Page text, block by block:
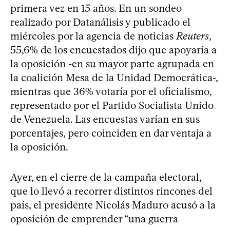
primera vez en 15 años. En un sondeo
realizado por Datanálisis y publicado el
miércoles por la agencia de noticiasReuters,
55,6% de los encuestados dijo que apoyaría a
la oposición -en su mayor parte agrupada en
la coalición Mesa de la Unidad Democrática-,
mientras que 36% votaría por el oficialismo,
representado por el Partido Socialista Unido
de Venezuela. Las encuestas varían en sus
porcentajes, pero coinciden en dar ventaja a
la oposición.
Ayer, en el cierre de la campaña electoral,
que lo llevó a recorrer distintos rincones del
país, el presidente Nicolás Maduro acusó a la
oposición de emprender “una guerra